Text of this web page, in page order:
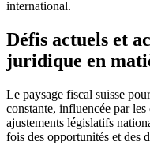
international.
Défis actuels et
juridique en
Le paysage fiscal suisse
constante, influencée par
ajustements législatifs
fois des opportunités et des